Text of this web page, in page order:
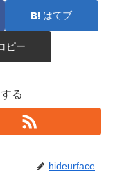
はてブ
ピー
る
hideurface